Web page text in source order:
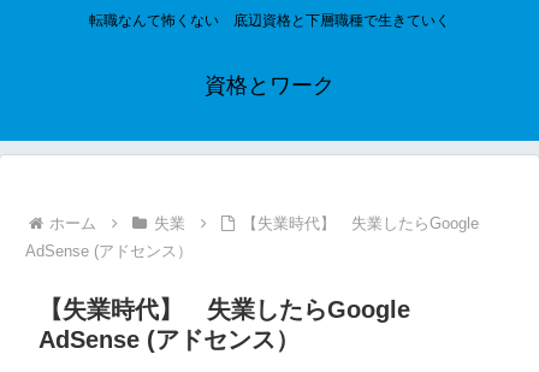
転職なんて怖くない 底辺資格と下層職種で生きていく
資格とワーク
ホーム 失業
【失業時代】 失業したらGoogle
AdSense (アドセンス）
【失業時代】 失業したらGoogle
AdSense (アドセンス）